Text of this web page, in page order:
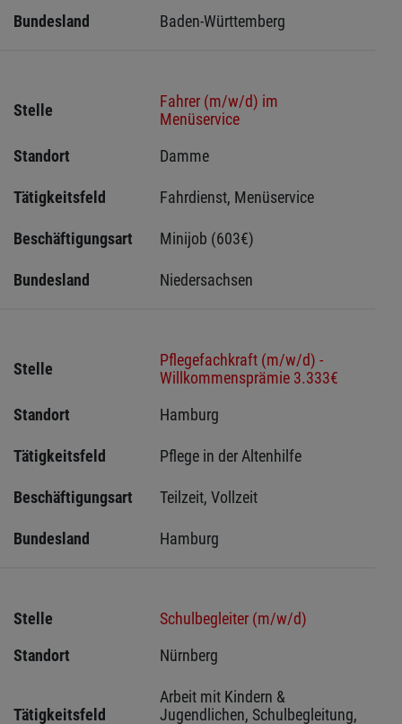
Bundesland Baden-Württemberg
Stelle
Fahrer (m/w/d) im
Menüservice
Standort
Damme
Tätigkeitsfeld Fahrdienst, Menüservice
Beschäftigungsart Minijob (603€)
Bundesland Niedersachsen
Stelle
Pflegefachkraft (m/w/d) -
Willkommensprämie 3.333€
Standort
Hamburg
Tätigkeitsfeld Pflege in der Altenhilfe
Beschäftigungsart Teilzeit, Vollzeit
Bundesland Hamburg
Stelle
Schulbegleiter (m/w/d)
Standort
Nürnberg
Tätigkeitsfeld
Arbeit mit Kindern &
Jugendlichen, Schulbegleitung,